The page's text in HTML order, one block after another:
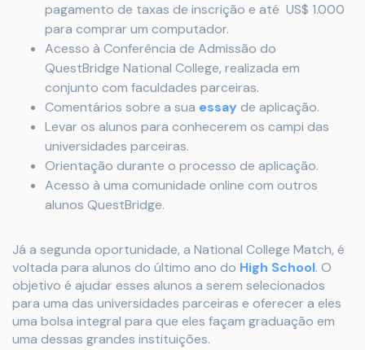
pagamento de taxas de inscrição e até US$ 1.000
para comprar um computador.
Acesso à Conferência de Admissão do
QuestBridge National College, realizada em
conjunto com faculdades parceiras.
Comentários sobre a sua essay de aplicação.
Levar os alunos para conhecerem os campi das
universidades parceiras.
Orientação durante o processo de aplicação.
Acesso à uma comunidade online com outros
alunos QuestBridge.
Já a segunda oportunidade, a National College Match, é
voltada para alunos do último ano do High School. O
objetivo é ajudar esses alunos a serem selecionados
para uma das universidades parceiras e oferecer a eles
uma bolsa integral para que eles façam graduação em
uma dessas grandes instituições.